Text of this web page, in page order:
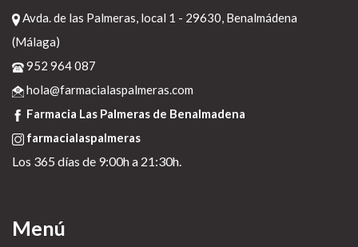
Avda. de las Palmeras, local 1 - 29630, Benalmádena
(Málaga)
952 964 087
hola@farmacialaspalmeras.com
Farmacia Las Palmeras de Benalmadena
farmacialaspalmeras
Los 365 días de 9:00h a 21:30h.
Menú